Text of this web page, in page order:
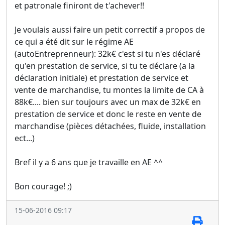
et patronale finiront de t'achever!!
Je voulais aussi faire un petit correctif a propos de
ce qui a été dit sur le régime AE
(autoEntreprenneur): 32k€ c'est si tu n'es déclaré
qu'en prestation de service, si tu te déclare (a la
déclaration initiale) et prestation de service et
vente de marchandise, tu montes la limite de CA à
88k€.... bien sur toujours avec un max de 32k€ en
prestation de service et donc le reste en vente de
marchandise (pièces détachées, fluide, installation
ect...)
Bref il y a 6 ans que je travaille en AE ^^
Bon courage! ;)
15-06-2016 09:17